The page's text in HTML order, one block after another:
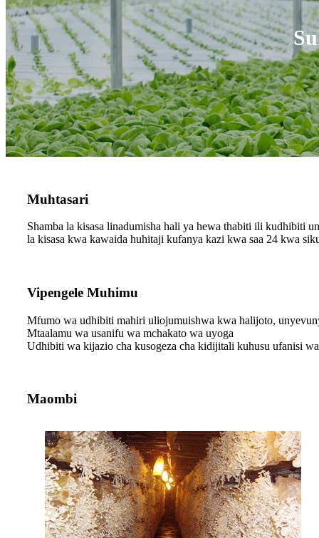
Muhtasari
Shamba la kisasa linadumisha hali ya hewa thabiti ili kudhibiti
la kisasa kwa kawaida huhitaji kufanya kazi kwa saa 24 kwa
Vipengele Muhimu
Mfumo wa udhibiti mahiri uliojumuishwa kwa halijoto,
Mtaalamu wa usanifu wa mchakato wa uyoga
Udhibiti wa kijazio cha kusogeza cha kidijitali kuhusu ufanisi
Maombi